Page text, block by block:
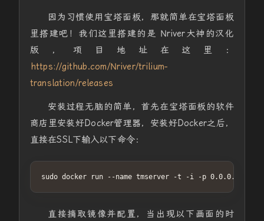
因为习惯使用宝塔面板，那就简单在宝塔面板
里搭建吧！我们这里搭建的是 Nriver大神的汉化
版，项目地址在这里：
https://github.com/Nriver/trilium-
translation/releases
安装过程无脑的简单，首先在宝塔面板的软件
商店里安装好Docker管理器，安装好Docker之后，
直接在SSL下输入以下命令：
sudo docker run --name tmserver -t -i -p
直接摘取镜像并配置，当出现以下画面的时